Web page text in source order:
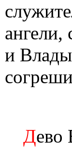
ангели,
и
Дево